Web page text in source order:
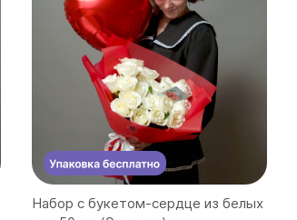
Набор с букетом-сердце из белых